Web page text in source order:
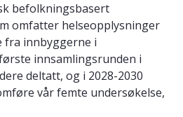
befolkningsbasert
omfatter helseopplysninger
fra innbyggerne i
innsamlingsrunden i
deltatt, og i 2028-2030
vår femte undersøkelse,